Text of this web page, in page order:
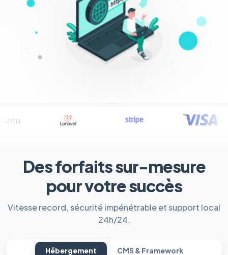
Des forfaits sur-mesure
pour votre succès
Vitesse record, sécurité impénétrable et support local
24h/24.
Hébergement CMS & Framework